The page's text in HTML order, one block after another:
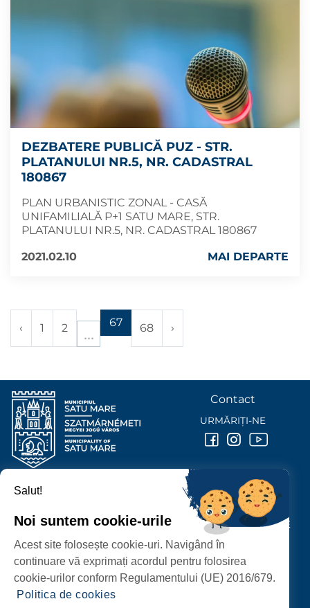
DEZBATERE PUBLICĂ PUZ - STR.
PLATANULUI NR.5, NR. CADASTRAL
180867
PLAN URBANISTIC ZONAL - CASĂ
UNIFAMILIALĂ P+1 SATU MARE, STR.
PLATANULUI NR.5, NR. CADASTRAL 180867
2021.02.10
MAI DEPARTE
‹ 1 2 67 68 ›
PROTECȚIA DATELOR PERSONALE
PRIMĂRIA MUNICIPIULUI
P-ȚA 25 OCTOMBRIE, NR. 1 CORP M, 440026 SATU MARE
Contact
URMĂRIȚI-NE
Salut!
Noi suntem cookie-urile
Acest site folosește cookie-uri. Navigând în
continuare vă exprimați acordul pentru folosirea
cookie-urilor conform Regulamentului (UE) 2016/679.
Politica de cookies